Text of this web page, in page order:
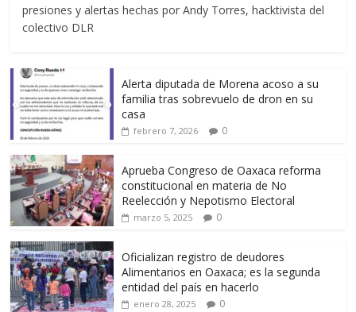
presiones y alertas hechas por Andy Torres, hacktivista del
colectivo DLR
Alerta diputada de Morena acoso a su
familia tras sobrevuelo de dron en su
casa
febrero 7, 2026 0
Aprueba Congreso de Oaxaca reforma
constitucional en materia de No
Reelección y Nepotismo Electoral
marzo 5, 2025 0
Oficializan registro de deudores
Alimentarios en Oaxaca; es la segunda
entidad del país en hacerlo
enero 28, 2025 0